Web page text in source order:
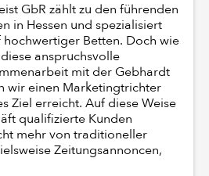
GbR zählt zu den führenden
in Hessen und spezialisiert
hochwertiger Betten. Doch wie
anspruchsvolle
mit der Gebhardt
wir einen Marketingtrichter
Ziel erreicht. Auf diese Weise
qualifizierte Kunden
mehr von traditioneller
Zeitungsannoncen,